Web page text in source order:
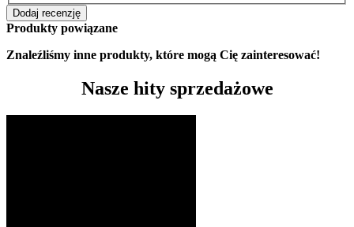
Dodaj recenzję
Produkty powiązane
Znaleźliśmy inne produkty, które mogą Cię zainteresować!
Nasze hity sprzedażowe